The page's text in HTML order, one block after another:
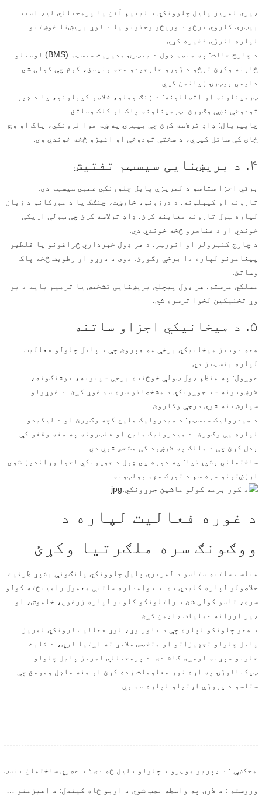
ډیری لمریز پایل چلوونکي د لیتیم آئن یا پرمختللي لیډ اسید
بیټرۍ کاروي ترڅو د ورېځو وختونو یا د لوړ بریښنا غوښتنو
لپاره انرژي ذخیره کړي.
د چارج حالت: په منظم ډول د بیټرۍ مدیریت سیسټم (BMS) لوستلو
څارنه وکړئ ترڅو د ژورو خارجیدو مخه ونیسئ، کوم چې کولی شي
دایمي بیټرۍ زیانمن کړي.
ټرمینلونه او اتصالونه: د زنګ وهلو، خلاصو کیبلونو، یا د ډیر
تودوخې نښې وګورئ. ټرمینلونه پاک او کلک وساتئ.
چاپیریال: ډاډ ترلاسه کړئ چې بیټرۍ په ښه هوا لرونکي، پاک او وچ
ځای کې ساتل کیږي، د سختې تودوخې او اغیزو څخه خوندي وي.
۴. د بریښنایی سیسټم تفتیش
برقي اجزا ستاسو د لمریزې پایل چلوونکي عصبي سیسټم دی.
تارونه او کیبلونه: د درزونو، خارښت، چنګک یا د موږکانو د زیان
لپاره ټول تارونه معاینه کړئ. ډاډ ترلاسه کړئ چې ټولې اړیکې
خوندي او د عناصرو څخه خوندي دي.
د چارج کنټرولر او انورټر: د هر ډول خبرداري څراغونو یا غلطیو
پیغامونو لپاره دا برخې وګورئ. دوی د دوړو او رطوبت څخه پاک
وساتئ.
مسلکي مرسته: هر ډول پیچلي بریښنایی تشخیص یا ترمیم باید د یو
وړ تخنیکین لخوا ترسره شي.
۵. د میخانیکي اجزاو ساتنه
هغه دودیز میخانیکي برخې مه هېروئ چې د پایل چلولو فعالیت
لپاره بنسټیز دي.
غوړول: په منظم ډول ټولې خوځنده برخې - پنونه، بوشنګونه،
لارښودونه - د جوړونکي د مشخصاتو سره سم غوړ کړئ. د غوړولو
سپارښتنه شوې درجې وکاروئ.
د هیدرولیک سیسټم: د هیدرولیک مایع کچه وګورئ او د لیکیدو
لپاره یې وګورئ. د هیدرولیک مایع او فلټرونه په هغه وقفو کې
بدل کړئ چې د مالک په لارښود کې مشخص شوي دي.
ساختماني بشپړتیا: په دوره یي ډول د جوړونکي لخوا وړاندیز شوي
ارزښتونو سره سم د تورک مهم بولټونه.
د غوره فعالیت لپاره د
ووګونګ سره ملګرتیا وکړئ
مناسب ساتنه ستاسو د لمریزې پایل چلوونکي پانګونې بشپړ ظرفیت
خلاصولو لپاره کلیدي ده. د دوامداره ساتنې معمول رامینځته کولو
سره، تاسو کولی شئ د راتلونکو کلونو لپاره زرغون، خاموش، او
ډیر ارزانه عملیات ډاډمن کړئ.
د هغو چلونکو لپاره چې د باور وړ، لوړ فعالیت لرونکي لمریز
پایل چلولو تجهیزاتو او متخصص ملاتړ ته اړتیا لري، د ثابت
حلونو سپړنه لومړی ګام دی. د پرمختللي لمریز پایل چلولو
ټیکنالوژۍ په اړه نور معلومات زده کړئ او هغه ماډل ومومئ چې
ستاسو د پروژې اړتیاو لپاره سم وي.
مخکښې : د ډېریو موټرو د چلولو دلیل څه دی؟ د عصري ساختمان بنسټ
وروسته : د لارۍ په واسطه نصب شوي د اوبو څاه کیندل: د اغیزمنو کیندل شویو عملیاتو لپاره غوره حل